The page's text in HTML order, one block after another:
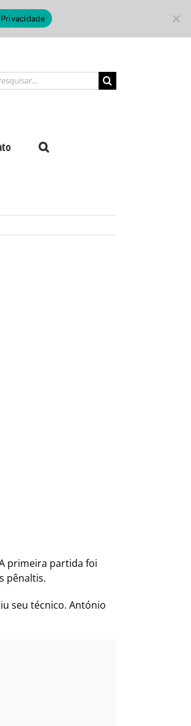
primeira partida foi
pênaltis.
seu técnico. António